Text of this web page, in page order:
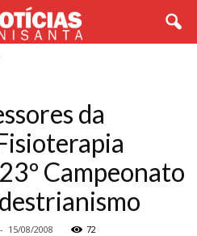
da
Campeonato
- 15/08/2008 72